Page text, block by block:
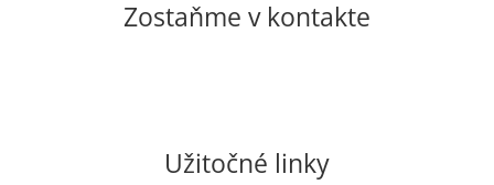
Zostaňme v kontakte
Užitočné linky